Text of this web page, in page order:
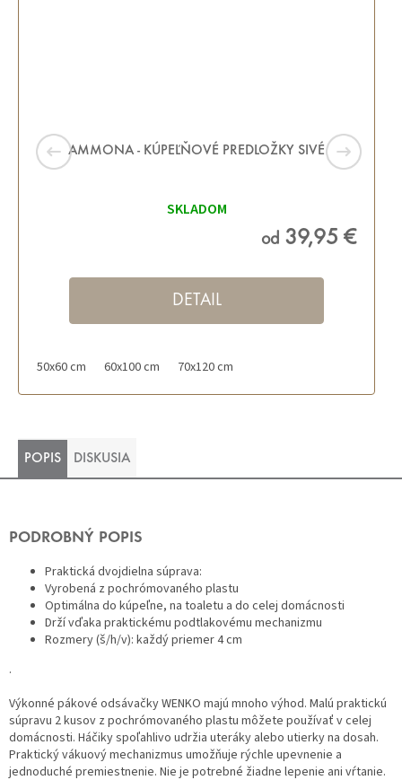
AMMONA - KÚPEĽŇOVÉ PREDLOŽKY SIVÉ
SKLADOM
od 39,95 €
DETAIL
50x60 cm 60x100 cm 70x120 cm
POPIS DISKUSIA
PODROBNÝ POPIS
Praktická dvojdielna súprava:
Vyrobená z pochrómovaného plastu
Optimálna do kúpeľne, na toaletu a do celej domácnosti
Drží vďaka praktickému podtlakovému mechanizmu
Rozmery (š/h/v): každý priemer 4 cm
.
Výkonné pákové odsávačky WENKO majú mnoho výhod. Malú praktickú
súpravu 2 kusov z pochrómovaného plastu môžete používať v celej
domácnosti. Háčiky spoľahlivo udržia uteráky alebo utierky na dosah.
Praktický vákuový mechanizmus umožňuje rýchle upevnenie a
jednoduché premiestnenie. Nie je potrebné žiadne lepenie ani vŕtanie.